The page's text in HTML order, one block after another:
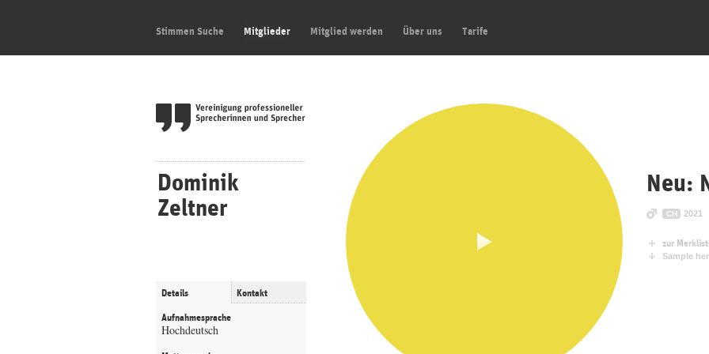
Stimmen Suche Mitglieder Mitglied werden Über uns Tarife
Dominik
Zeltner
Details Kontakt
Aufnahmesprache
Hochdeutsch
Neu:
CH 2021
zur
Sample